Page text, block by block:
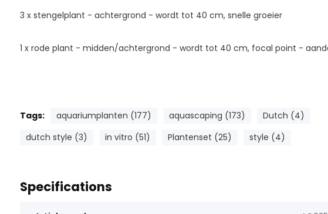
3 x stengelplant - achtergrond - wordt tot 40 cm, snelle groeier
1 x rode plant - midden/achtergrond - wordt tot 40 cm, focal point -
Tags: aquariumplanten (177) aquascaping (173)
Dutch (4)
dutch style (3)
in vitro (51) Plantenset (25) style (4)
Specifications